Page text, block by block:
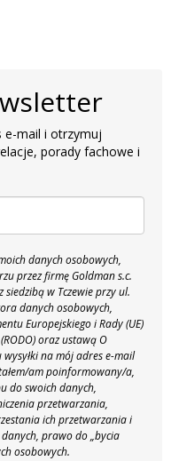
e-mail i otrzymuj
porady fachowe i
danych osobowych,
przez firmę Goldman s.c.
siedzibą w Tczewie przy ul.
danych osobowych,
Europejskiego i Rady (UE)
oraz ustawą O
na mój adres e-mail
am poinformowany/a,
do swoich danych,
przetwarzania,
ich przetwarzania i
prawo do „bycia
osobowych.